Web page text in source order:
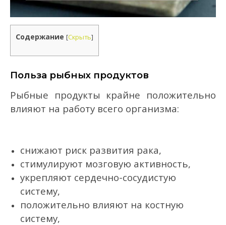
Содержание [Скрыть]
Польза рыбных продуктов
Рыбные продукты крайне положительно
влияют на работу всего организма:
снижают риск развития рака,
стимулируют мозговую активность,
укрепляют сердечно-сосудистую
систему,
положительно влияют на костную
систему,